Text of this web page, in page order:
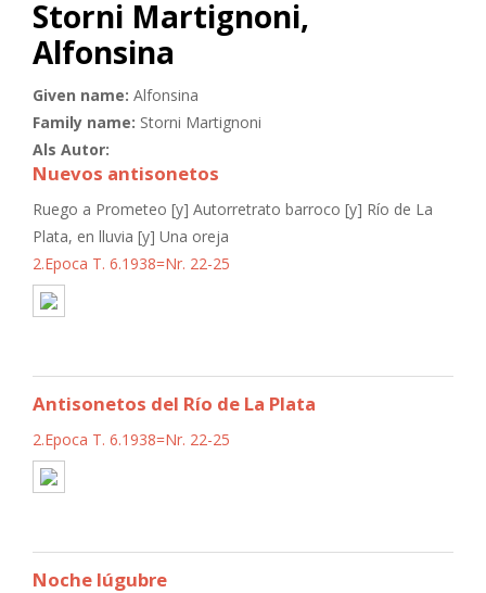
Storni Martignoni,
Alfonsina
Given name: Alfonsina
Family name: Storni Martignoni
Als Autor:
Nuevos antisonetos
Ruego a Prometeo [y] Autorretrato barroco [y] Río de La
Plata, en lluvia [y] Una oreja
2.Epoca T. 6.1938=Nr. 22-25
Antisonetos del Río de La Plata
2.Epoca T. 6.1938=Nr. 22-25
Noche lúgubre